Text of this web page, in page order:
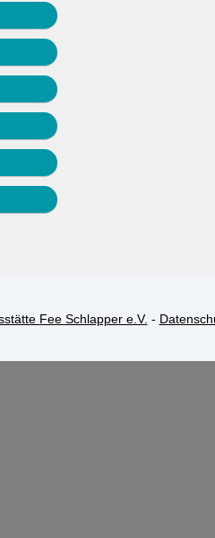
Fee Schlapper e.V. -